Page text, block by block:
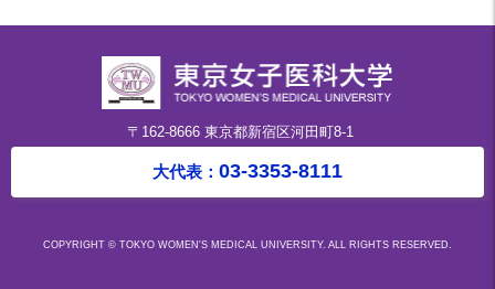
〒162-8666 東京都新宿区河田町8-1
大代表： 03-3353-8111
COPYRIGHT © TOKYO WOMEN'S MEDICAL UNIVERSITY. ALL RIGHTS RESERVED.